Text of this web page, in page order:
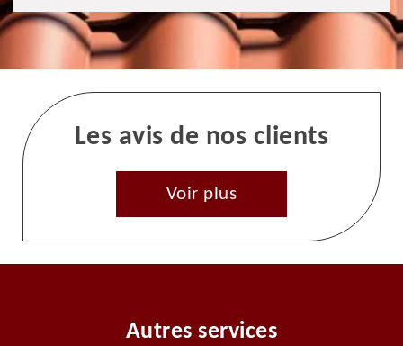
Les avis de nos clients
Voir plus
Autres services